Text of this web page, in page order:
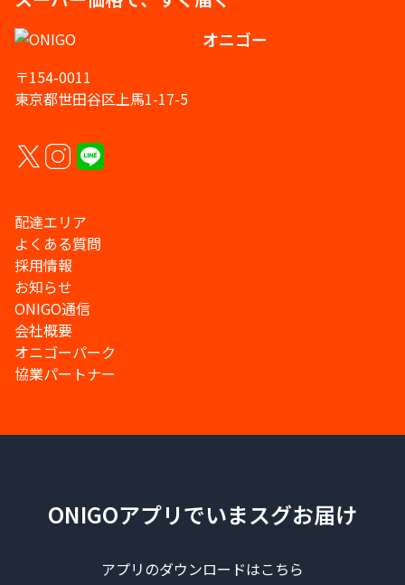
オニゴー
〒154-0011
東京都世田谷区上馬1-17-5
配達エリア
よくある質問
採用情報
お知らせ
ONIGO通信
会社概要
オニゴーパーク
協業パートナー
ONIGOアプリでいまスグお届け
アプリのダウンロードはこちら